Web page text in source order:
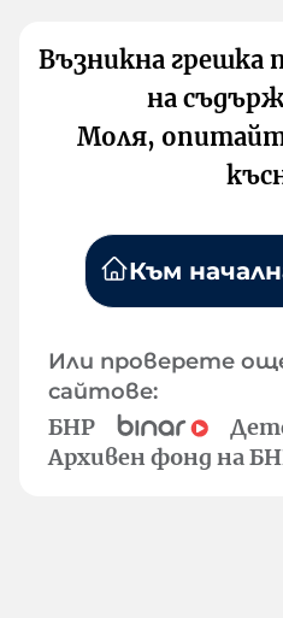
Възникна грешка
на
Моля,
Към
Или проверете
сайтове:
БНР
Архивен фонд на